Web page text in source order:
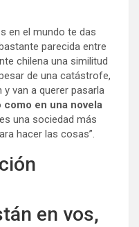
en el mundo te das
parecida entre
chilena una similitud
de una catástrofe,
van a querer pasarla
como en una novela
una sociedad más
hacer las cosas”.
en vos,